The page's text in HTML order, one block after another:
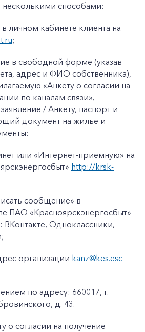
способами:
в личном кабинете клиента на
;
в свободной форме (указав
адрес и ФИО собственника),
«Анкету о согласии на
по каналам связи»,
/ Анкету, паспорт и
документ на жилье и
или «Интернет-приемную» на
http://krsk-
сообщение» в
ПАО «Красноярскэнергосбыт»
ВКонтакте, Одноклассники,
;
организации kanz@kes.esc-
по адресу: 660017, г.
д. 43.
о согласии на получение